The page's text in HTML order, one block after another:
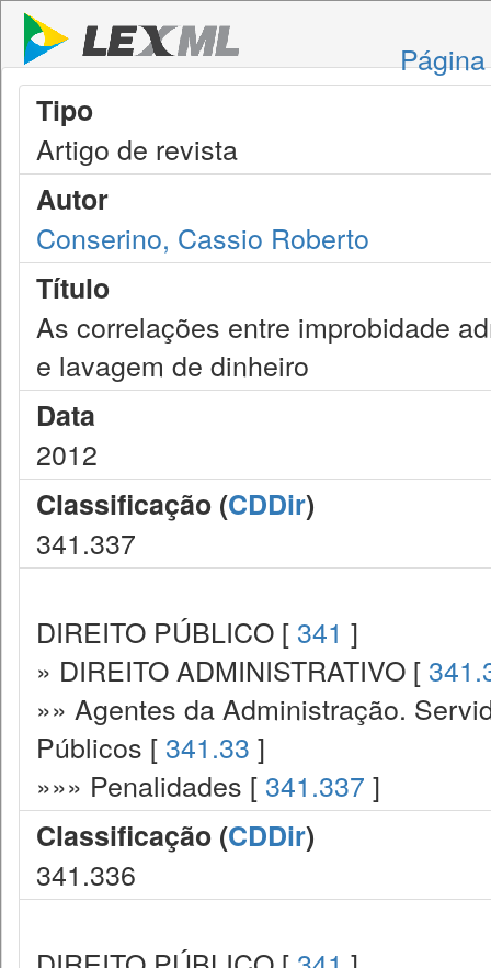
Tipo
Artigo de revista
Autor
Conserino, Cassio Roberto
Título
As correlações entre improbidade
e lavagem de dinheiro
Data
2012
Classificação (CDDir)
341.337
DIREITO PÚBLICO [ 341 ]
» DIREITO ADMINISTRATIVO [
»» Agentes da Administração.
Públicos [ 341.33 ]
»»» Penalidades [ 341.337 ]
Classificação (CDDir)
341.336